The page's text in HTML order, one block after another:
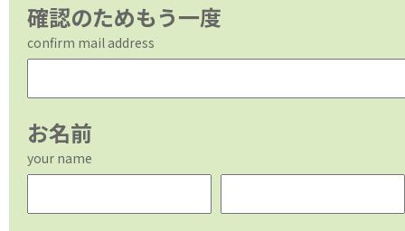
確認のためもう一度
confirm mail address
お名前
your name